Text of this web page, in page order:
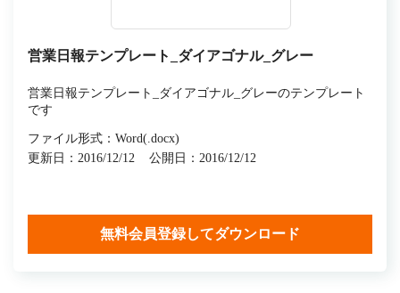
営業日報テンプレート_ダイアゴナル_グレー
営業日報テンプレート_ダイアゴナル_グレーのテンプレート
です
ファイル形式：Word(.docx)
更新日：2016/12/12
公開日：2016/12/12
無料会員登録してダウンロード